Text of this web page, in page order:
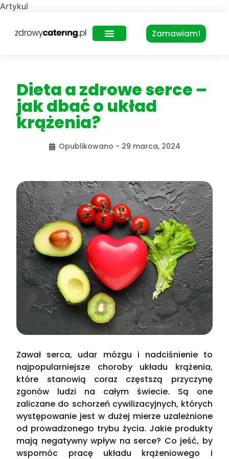
Artykul
Zamawiam!
Dieta a zdrowe serce –
jak dbać o układ
krążenia?
Opublikowano - 29 marca, 2024
Zawał serca, udar mózgu i nadciśnienie to
najpopularniejsze choroby układu krążenia,
które stanowią coraz częstszą przyczynę
zgonów ludzi na całym świecie. Są one
zaliczane do schorzeń cywilizacyjnych, których
występowanie jest w dużej mierze uzależnione
od prowadzonego trybu życia. Jakie produkty
mają negatywny wpływ na serce? Co jeść, by
wspomóc pracę układu krążeniowego i